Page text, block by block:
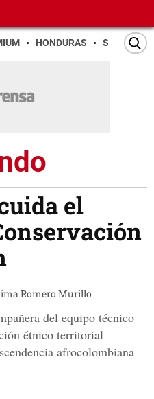
HONDURAS SAN PEDRO
el
Romero Murillo
del equipo técnico
étnico territorial
afrocolombiana